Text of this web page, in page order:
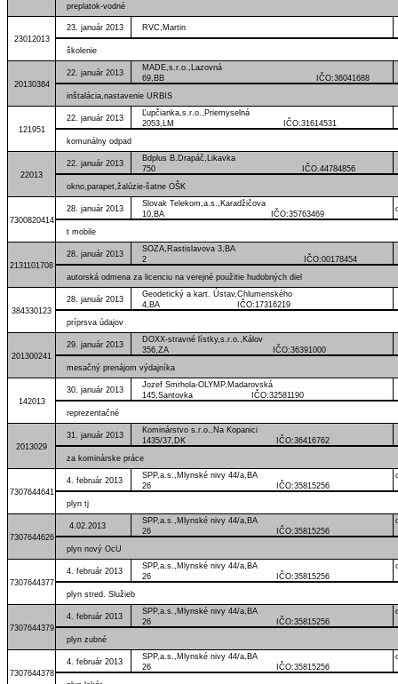
preplatok-vodné
23012013
23. január 2013 RVC,Martin
školenie
20130384
22. január 2013
MADE,s.r.o.,Lazovná
69,BB IČO:36041688
inštalácia,nastavenie URBIS
121951
22. január 2013
Ľupčianka,s.r.o.,Priemyselná
2053,LM IČO:31614531
komunálny odpad
22013
22. január 2013
Bdplus B.Drapáč,Likavka
750 IČO.44784856
okno,parapet,žalúzie-šatne OŠK
7300820414
28. január 2013
Slovak Telekom,a.s.,Karadžičova
10,BA IČO:35763469
t mobile
2131101708
28. január 2013
SOZA,Rastislavova 3,BA
2 IČO:00178454
autorská odmena za licenciu na verejné použitie hudobných diel
384330123
28. január 2013
Geodetický a kart. Ústav,Chlumenského
4,BA IČO:17316219
príprsva údajov
201300241
29. január 2013
DOXX-stravné lístky,s.r.o.,Kálov
356,ZA IČO:36391000
mesačný prenájom výdajníka
142013
30. január 2013
Jozef Smrhola-OLYMP,Madarovská
145,Santovka IČO:32581190
reprezentačné
2013029
31. január 2013
Kominárstvo s.r.o.,Na Kopanici
1435/37,DK IČO:36416762
za kominárske práce
7307644641
4. február 2013
SPP,a.s.,Mlynské nivy 44/a,BA
26 IČO:35815256
plyn tj
7307644626
4.02.2013
SPP,a.s.,Mlynské nivy 44/a,BA
26 IČO:35815256
plyn nový OcU
7307644377
4. február 2013
SPP,a.s.,Mlynské nivy 44/a,BA
26 IČO:35815256
plyn stred. Služieb
7307644379
4. február 2013
SPP,a.s.,Mlynské nivy 44/a,BA
26 IČO:35815256
plyn zubné
7307644378
4. február 2013
SPP,a.s.,Mlynské nivy 44/a,BA
26 IČO:35815256